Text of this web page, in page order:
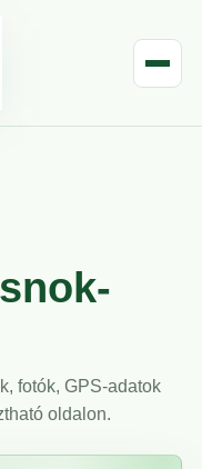
fotók, GPS-adatok
oldalon.